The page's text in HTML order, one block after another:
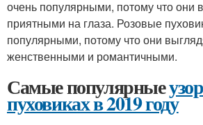
очень популярными, потому что они
приятными на глаза. Розовые
популярными, потому что они
женственными и романтичными.
Самые популярные
пуховиках в 2019 году